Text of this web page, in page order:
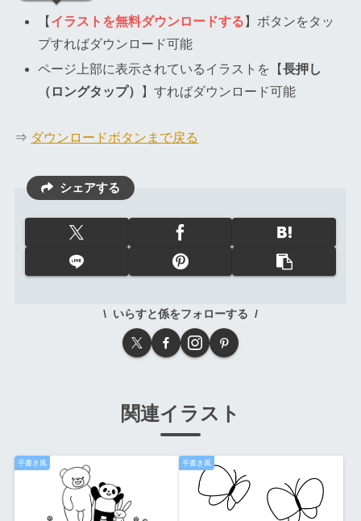
【 イラストを無料ダウンロードする 】ボタンをタッ
プすればダウンロード可能
ページ上部に表示されているイラストを【長押し
（ロングタップ）
】すればダウンロード可能
⇒ ダウンロードボタンまで戻る
シェアする
いらすと係をフォローする
関連イラスト
手書き風 手書き風